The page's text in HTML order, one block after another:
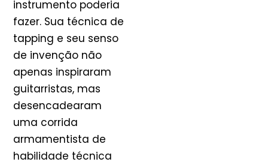
instrumento poderia
fazer. Sua técnica de
tapping e seu senso
de invenção não
apenas inspiraram
guitarristas, mas
desencadearam
uma corrida
armamentista de
habilidade técnica